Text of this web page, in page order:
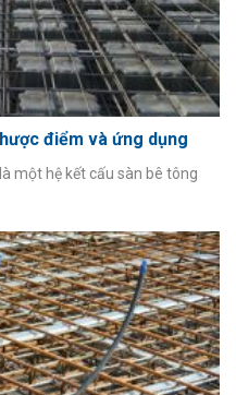
điểm và ứng dụng
một hệ kết cấu sàn bê tông